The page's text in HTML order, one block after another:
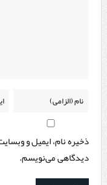
ذخیره نام، ایمیل و
دیدگاهی می‌نویسم.